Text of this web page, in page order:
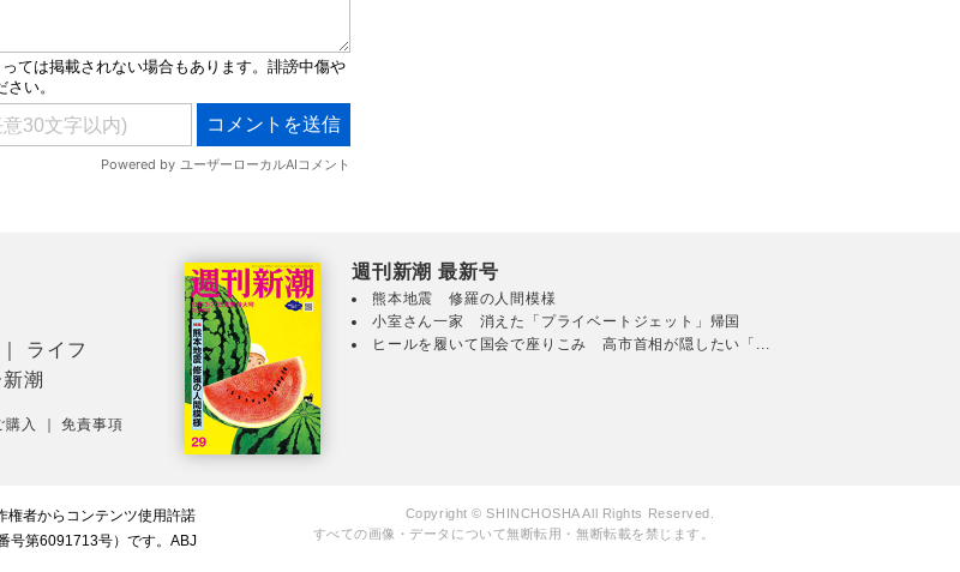
ライフ
潮
購入 ｜免責事項
週刊新潮 最新号
熊本地震 修羅の人間模様
小室さん一家 消えた「プライベートジェット」帰国
ヒールを履いて国会で座りこみ 高市首相が隠したい「...
権者からコンテンツ使用許諾
号第6091713号）です。ABJ
Copyright © SHINCHOSHA All Rights Reserved.
すべての画像・データについて無断転用・無断転載を禁じます。